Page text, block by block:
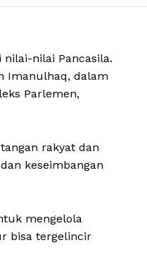
nilai Pancasila.
Imanulhaq, dalam
Parlemen,
rakyat dan
keseimbangan
mengelola
bisa tergelincir